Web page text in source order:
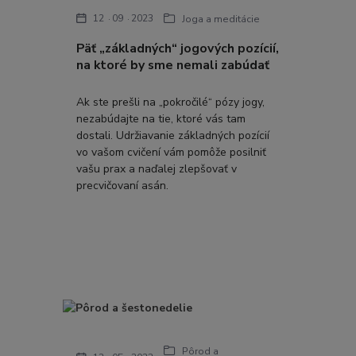
Päť „základných“ jogových pozícií,
na ktoré by sme nemali zabúdať
12 09 2023 Joga a meditácie
Ak ste prešli na „pokročilé“ pózy jogy,
nezabúdajte na tie, ktoré vás tam
dostali. Udržiavanie základných pozícií
vo vašom cvičení vám pomôže posilniť
vašu prax a naďalej zlepšovať v
precvičovaní asán.
Pôrod a